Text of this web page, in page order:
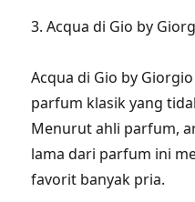
3. Acqua di Gio by
Acqua di Gio by
parfum klasik yang
Menurut ahli parfum,
lama dari parfum ini
favorit banyak pria.